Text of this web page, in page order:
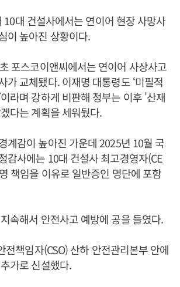
10대 건설사에서는 연이어 현장 사망사
이 높아진 상황이다.
포스코이앤씨에서는 연이어 사상사고
가 교체됐다. 이재명 대통령도 ‘미필적
라며 강하게 비판해 정부는 이후 '산재
다는 계획을 세워뒀다.
계감이 높아진 가운데 2025년 10월 국
감사에는 10대 건설사 최고경영자(CE
책임을 이유로 일반증인 명단에 포함
속해서 안전사고 예방에 공을 들였다.
전책임자(CSO) 산하 안전관리본부 안에
가로 신설했다.